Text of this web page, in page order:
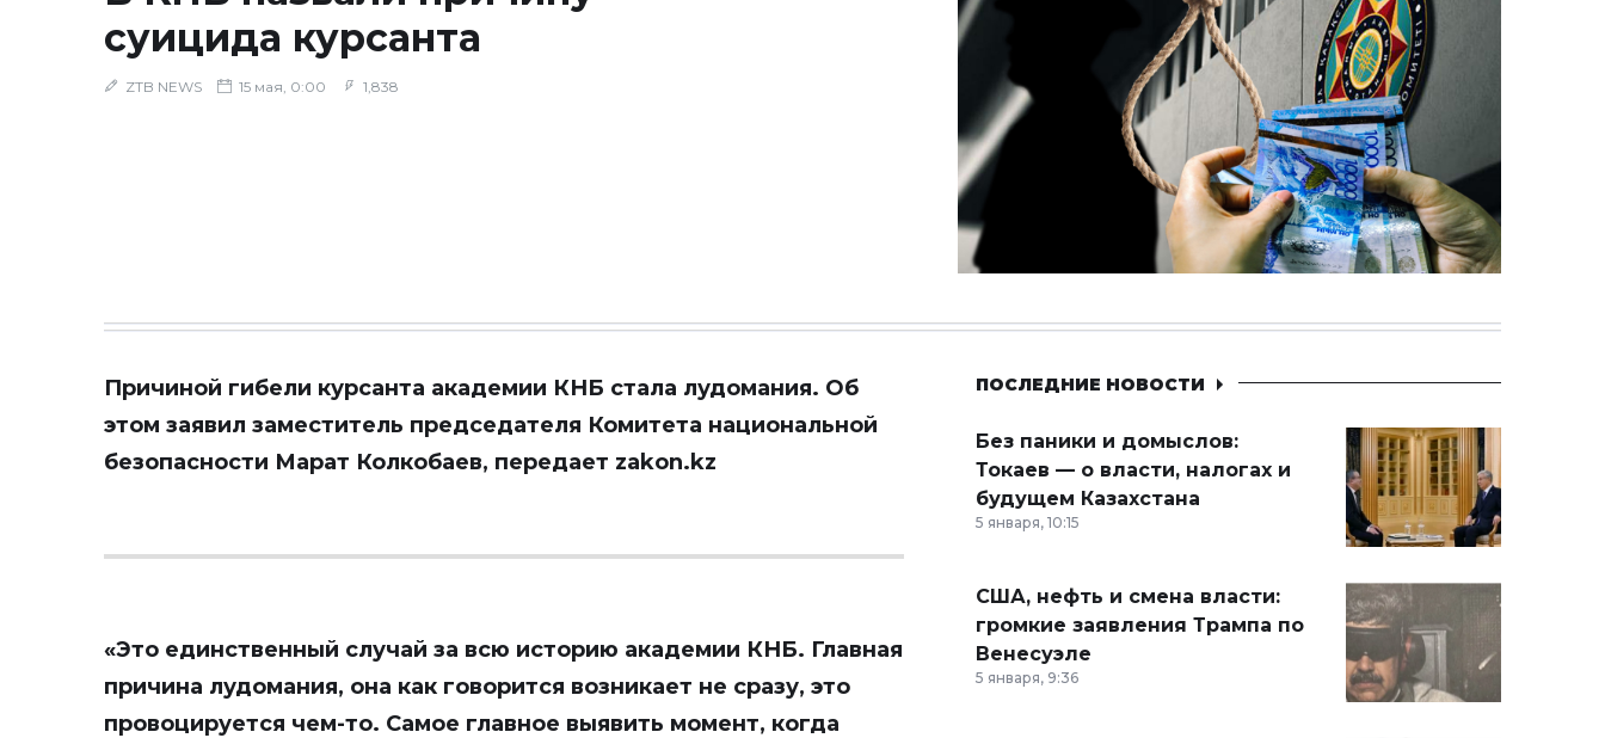
суицида курсанта
ZTB NEWS 15 мая, 0:00 1,838
Причиной гибели курсанта академии КНБ стала лудомания. Об
этом заявил заместитель председателя Комитета национальной
безопасности Марат Колкобаев, передает zakon.kz
«Это единственный случай за всю историю академии КНБ. Главная
причина лудомания, она как говорится возникает не сразу, это
провоцируется чем-то. Самое главное выявить момент, когда
ПОСЛЕДНИЕ НОВОСТИ
Без паники и домыслов:
Токаев — о власти, налогах и
будущем Казахстана
5 января, 10:15
США, нефть и смена власти:
громкие заявления Трампа по
Венесуэле
5 января, 9:36